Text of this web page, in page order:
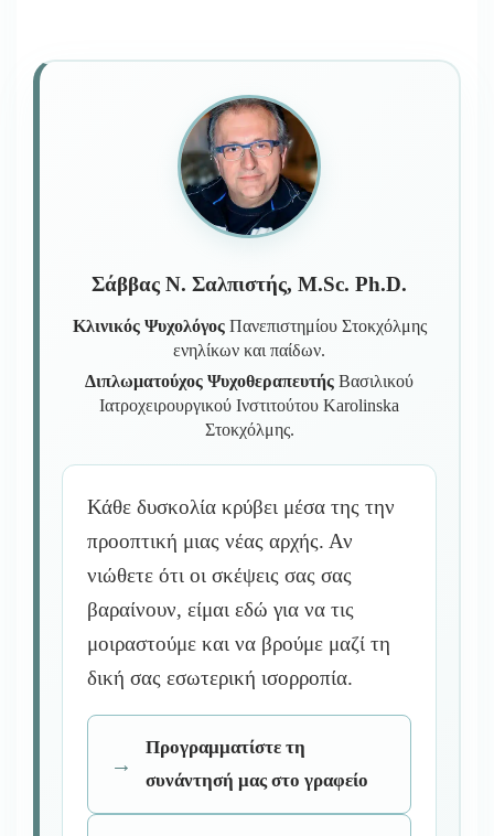
Σάββας Ν. Σαλπιστής, M.Sc. Ph.D.
Κλινικός ΨυχολόγοςΠανεπιστημίου Στοκχόλμης
ενηλίκων και παίδων.
Διπλωματούχος Ψυχοθεραπευτής Βασιλικού
Ιατροχειρουργικού Ινστιτούτου Karolinska
Στοκχόλμης.
Κάθε δυσκολία κρύβει μέσα της την
προοπτική μιας νέας αρχής. Αν
νιώθετε ότι οι σκέψεις σας σας
βαραίνουν, είμαι εδώ για να τις
μοιραστούμε και να βρούμε μαζί τη
δική σας εσωτερική ισορροπία.
Προγραμματίστε τη
συνάντησή μας στο γραφείο